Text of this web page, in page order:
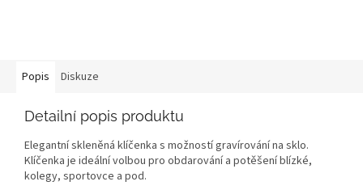
Popis Diskuze
Detailní popis produktu
Elegantní skleněná klíčenka s možností gravírování na sklo.
Klíčenka je ideální volbou pro obdarování a potěšení blízké,
kolegy, sportovce a pod.